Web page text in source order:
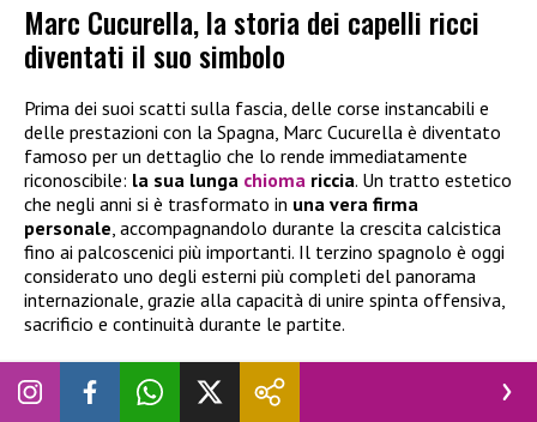
Marc Cucurella, la storia dei capelli ricci
diventati il suo simbolo
Prima dei suoi scatti sulla fascia, delle corse instancabili e
delle prestazioni con la Spagna, Marc Cucurella è diventato
famoso per un dettaglio che lo rende immediatamente
riconoscibile: la sua lunga chioma riccia. Un tratto estetico
che negli anni si è trasformato in una vera firma
personale , accompagnandolo durante la crescita calcistica
fino ai palcoscenici più importanti. Il terzino spagnolo è oggi
considerato uno degli esterni più completi del panorama
internazionale, grazie alla capacità di unire spinta offensiva,
sacrificio e continuità durante le partite.